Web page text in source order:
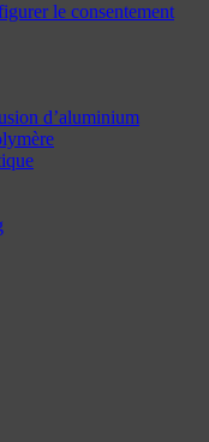
le consentement
d’aluminium